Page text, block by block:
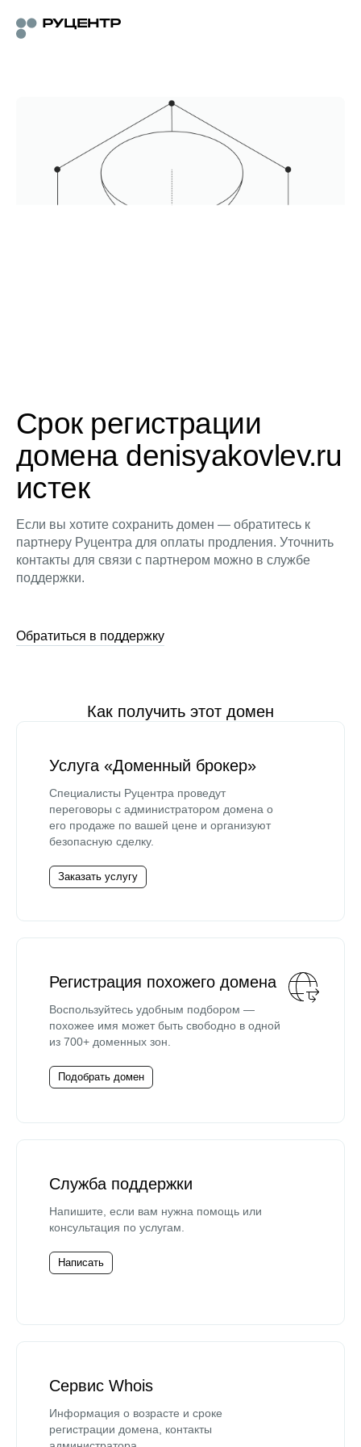
Срок регистрации
домена denisyakovlev.ru
истек
Если вы хотите сохранить домен — обратитесь к
партнеру Руцентра для оплаты продления. Уточнить
контакты для связи с партнером можно в службе
поддержки.
Обратиться в поддержку
Как получить этот домен
Услуга «Доменный брокер»
Специалисты Руцентра проведут
переговоры с администратором домена о
его продаже по вашей цене и организуют
безопасную сделку.
Заказать услугу
Регистрация похожего домена
Воспользуйтесь удобным подбором —
похожее имя может быть свободно в одной
из 700+ доменных зон.
Подобрать домен
Служба поддержки
Напишите, если вам нужна помощь или
консультация по услугам.
Написать
Сервис Whois
Информация о возрасте и сроке
регистрации домена, контакты